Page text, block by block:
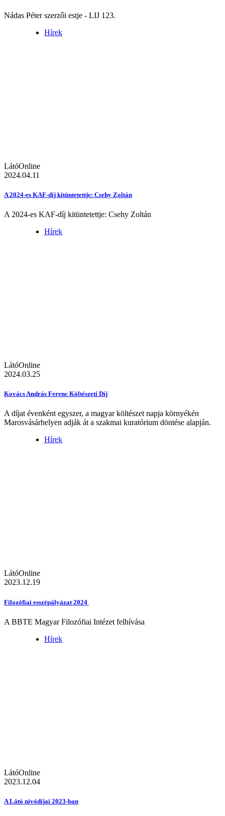
Nádas Péter szerzői estje - LIJ 123.
Hírek
LátóOnline
2024.04.11
A 2024-es KAF-díj kitüntetettje: Csehy Zoltán
A 2024-es KAF-díj kitüntetettje: Csehy Zoltán
Hírek
LátóOnline
2024.03.25
Kovács András Ferenc Költészeti Díj
A díjat évenként egyszer, a magyar költészet napja környékén
Marosvásárhelyen adják át a szakmai kuratórium döntése alapján.
Hírek
LátóOnline
2023.12.19
Filozófiai esszépályázat 2024
A BBTE Magyar Filozófiai Intézet felhívása
Hírek
LátóOnline
2023.12.04
A Látó nívódíjai 2023-ban